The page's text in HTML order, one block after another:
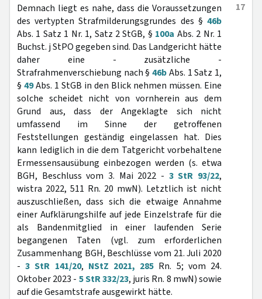
17
Demnach liegt es nahe, dass die Voraussetzungen
des vertypten Strafmilderungsgrundes des § 46b
Abs. 1 Satz 1 Nr. 1, Satz 2 StGB, § 100a Abs. 2 Nr. 1
Buchst. j StPO gegeben sind. Das Landgericht hätte
daher eine - zusätzliche -
Strafrahmenverschiebung nach §46bAbs. 1 Satz 1,
§ 49Abs. 1 StGB in den Blick nehmen müssen. Eine
solche scheidet nicht von vornherein aus dem
Grund aus, dass der Angeklagte sich nicht
umfassend im Sinne der getroffenen
Feststellungen geständig eingelassen hat. Dies
kann lediglich in die dem Tatgericht vorbehaltene
Ermessensausübung einbezogen werden (s. etwa
BGH, Beschluss vom 3. Mai 2022 - 3 StR 93/22,
wistra 2022, 511 Rn. 20 mwN). Letztlich ist nicht
auszuschließen, dass sich die etwaige Annahme
einer Aufklärungshilfe auf jede Einzelstrafe für die
als Bandenmitglied in einer laufenden Serie
begangenen Taten (vgl. zum erforderlichen
Zusammenhang BGH, Beschlüsse vom 21. Juli 2020
-3 StR 141/20, NStZ 2021, 285 Rn. 5; vom 24.
Oktober 2023 - 5 StR 332/23, juris Rn. 8 mwN) sowie
auf die Gesamtstrafe ausgewirkt hätte.